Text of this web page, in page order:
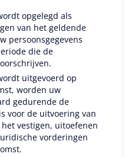
opgelegd als
van het geldende
persoonsgegevens
die de
uitgevoerd op
worden uw
gedurende de
voor de uitvoering van
vestigen, uitoefenen
vorderingen